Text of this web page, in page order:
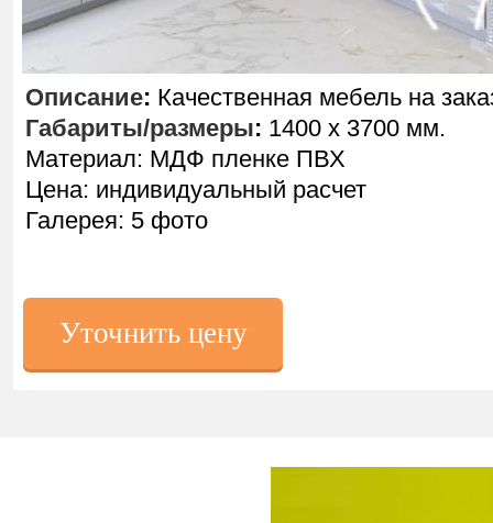
Уточнить цену
Описание: Качественная мебель на
Габариты/размеры: 1400 х 3700 мм.
Материал: МДФ пленке ПВХ
Цена: индивидуальный расчет
Галерея: 5 фото